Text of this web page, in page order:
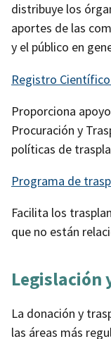
distribuye los
aportes de las
y el público en
Registro
Proporciona
Procuración y
políticas de
Programa de
Facilita los
que no están
Legislación
La donación y
las áreas más